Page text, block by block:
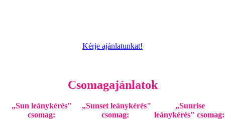
Kérje ajánlatunkat!
Csomagajánlatok
„Sun leánykérés"
csomag:
„Sunset leánykérés"
csomag:
„Sunrise
leánykérés" csomag: